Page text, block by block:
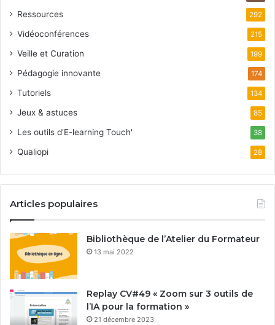
Ressources 292
Vidéoconférences 215
Veille et Curation 199
Pédagogie innovante 174
Tutoriels 134
Jeux & astuces 85
Les outils d'E-learning Touch' 38
Qualiopi 28
Articles populaires
Bibliothèque de l’Atelier du Formateur
13 mai 2022
Replay CV#49 « Zoom sur 3 outils de
l’IA pour la formation »
21 décembre 2023